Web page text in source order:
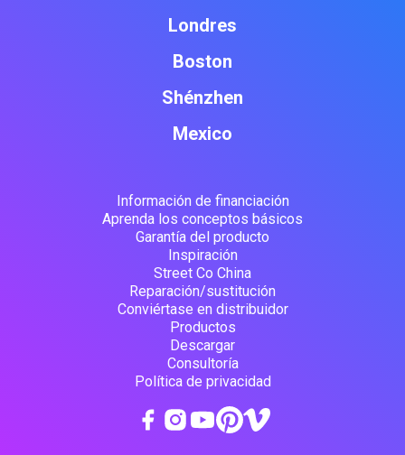
Londres
Boston
Shénzhen
Mexico
Información de financiación
Aprenda los conceptos básicos
Garantía del producto
Inspiración
Street Co China
Reparación/sustitución
Conviértase en distribuidor
Productos
Descargar
Consultoría
Política de privacidad